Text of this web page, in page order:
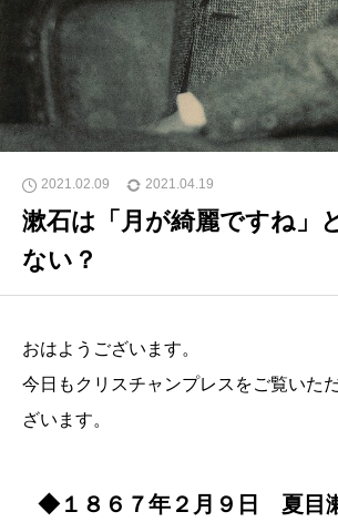
2021.02.09 2021.04.19
漱石は「月が綺麗ですね」
ない？
おはようございます。
今日もクリスチャンプレスをご覧いた
ざいます。
◆１８６７年２月９日 夏目